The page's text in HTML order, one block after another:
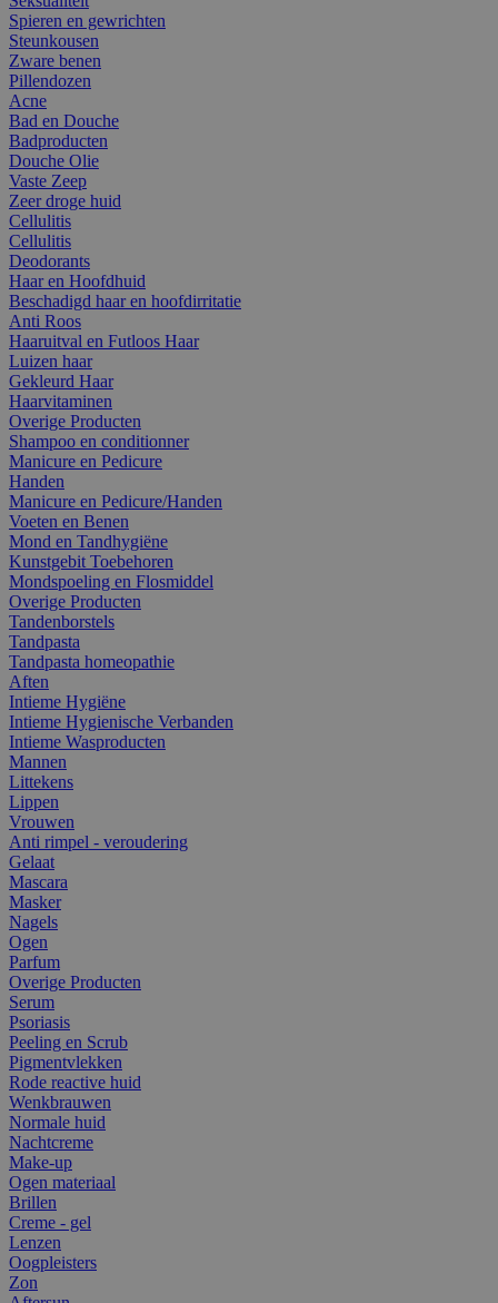
Spieren en gewrichten
Steunkousen
Zware benen
Pillendozen
Acne
Bad en Douche
Badproducten
Douche Olie
Vaste Zeep
Zeer droge huid
Cellulitis
Cellulitis
Deodorants
Haar en Hoofdhuid
Beschadigd haar en hoofdirritatie
Anti Roos
Haaruitval en Futloos Haar
Luizen haar
Gekleurd Haar
Haarvitaminen
Overige Producten
Shampoo en conditionner
Manicure en Pedicure
Handen
Manicure en Pedicure/Handen
Voeten en Benen
Mond en Tandhygiëne
Kunstgebit Toebehoren
Mondspoeling en Flosmiddel
Overige Producten
Tandenborstels
Tandpasta
Tandpasta homeopathie
Aften
Intieme Hygiëne
Intieme Hygienische Verbanden
Intieme Wasproducten
Mannen
Littekens
Lippen
Vrouwen
Anti rimpel - veroudering
Gelaat
Mascara
Masker
Nagels
Ogen
Parfum
Overige Producten
Serum
Psoriasis
Peeling en Scrub
Pigmentvlekken
Rode reactive huid
Wenkbrauwen
Normale huid
Nachtcreme
Make-up
Ogen materiaal
Brillen
Creme - gel
Lenzen
Oogpleisters
Zon